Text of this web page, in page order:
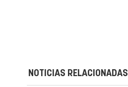
NOTICIAS RELACIONADAS